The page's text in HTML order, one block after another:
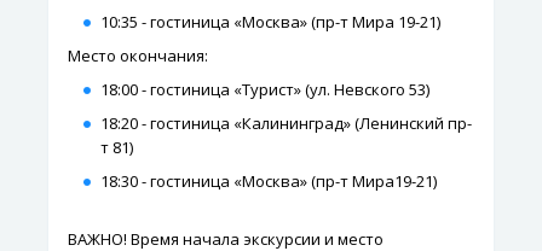
10:35 - гостиница «Москва» (пр-т Мира 19-21)
Место окончания:
18:00 - гостиница «Турист» (ул. Невского 53)
18:20 - гостиница «Калининград» (Ленинский пр-
т 81)
18:30 - гостиница «Москва» (пр-т Мира19-21)
ВАЖНО! Время начала экскурсии и место